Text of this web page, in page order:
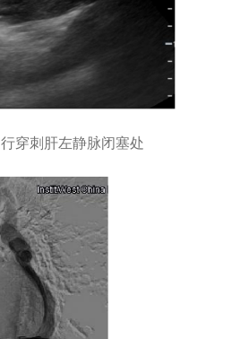
穿刺肝左静脉闭塞处